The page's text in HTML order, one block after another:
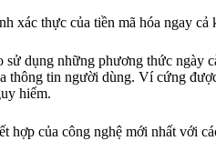
xác thực của tiền mã hóa ngay
sử dụng những phương thức ngày
thông tin người dùng. Ví cứng
hiểm.
hợp của công nghệ mới nhất với